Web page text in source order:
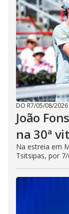
DO R7/05/08/2026
João
na 30ª
Na estreia em
Tsitsipas, por